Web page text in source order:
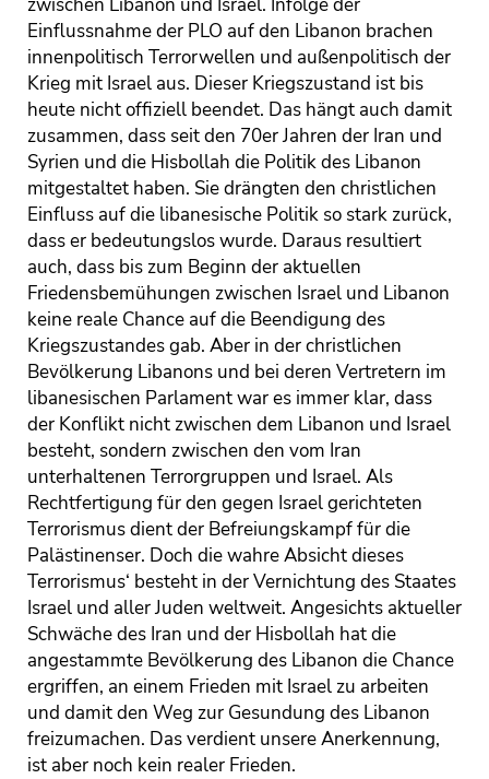
Einflussnahme der PLO auf den Libanon brachen
innenpolitisch Terrorwellen und außenpolitisch der
Krieg mit Israel aus. Dieser Kriegszustand ist bis
heute nicht offiziell beendet. Das hängt auch damit
zusammen, dass seit den 70er Jahren der Iran und
Syrien und die Hisbollah die Politik des Libanon
mitgestaltet haben. Sie drängten den christlichen
Einfluss auf die libanesische Politik so stark zurück,
dass er bedeutungslos wurde. Daraus resultiert
auch, dass bis zum Beginn der aktuellen
Friedensbemühungen zwischen Israel und Libanon
keine reale Chance auf die Beendigung des
Kriegszustandes gab. Aber in der christlichen
Bevölkerung Libanons und bei deren Vertretern im
libanesischen Parlament war es immer klar, dass
der Konflikt nicht zwischen dem Libanon und Israel
besteht, sondern zwischen den vom Iran
unterhaltenen Terrorgruppen und Israel. Als
Rechtfertigung für den gegen Israel gerichteten
Terrorismus dient der Befreiungskampf für die
Palästinenser. Doch die wahre Absicht dieses
Terrorismus‘ besteht in der Vernichtung des Staates
Israel und aller Juden weltweit. Angesichts aktueller
Schwäche des Iran und der Hisbollah hat die
angestammte Bevölkerung des Libanon die Chance
ergriffen, an einem Frieden mit Israel zu arbeiten
und damit den Weg zur Gesundung des Libanon
freizumachen. Das verdient unsere Anerkennung,
ist aber noch kein realer Frieden.